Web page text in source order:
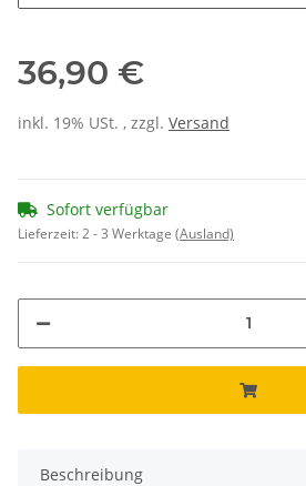
36,90 €
inkl. 19% USt. , zzgl. Versand
Sofort verfügbar
Lieferzeit:2 - 3 Werktage (Ausland)
Beschreibung